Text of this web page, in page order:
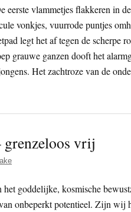
eerste vlammetjes flakkeren in
vonkjes, vuurrode puntjes
legt het af tegen de
grauwe ganzen dooft het
Het zachtroze van de
vrij
het goddelijke, kosmische
onbeperkt potentieel. Zijn